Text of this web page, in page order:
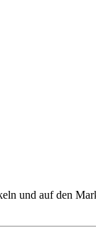
und auf den